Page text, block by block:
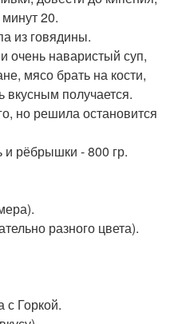
20.
из говядины.
очень наваристый суп,
мясо брать на кости,
получается.
но решила остановится
и рёбрышки - 800 гр.
разного цвета).
с Горкой.